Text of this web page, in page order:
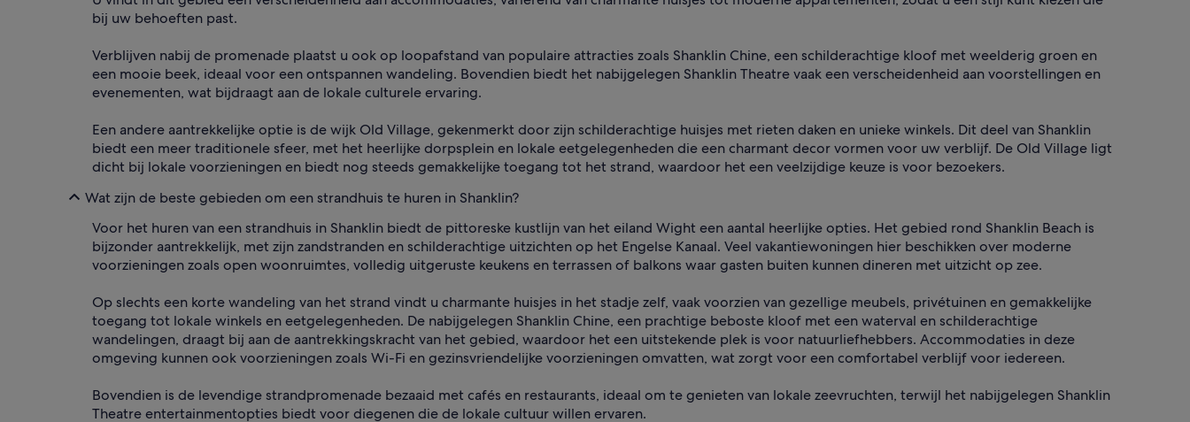
bij uw behoeften past.
Verblijven nabij de promenade plaatst u ook op loopafstand van populaire attracties zoals Shanklin Chine, een schilderachtige kloof met weelderig groen en
een mooie beek, ideaal voor een ontspannen wandeling. Bovendien biedt het nabijgelegen Shanklin Theatre vaak een verscheidenheid aan voorstellingen en
evenementen, wat bijdraagt aan de lokale culturele ervaring.
Een andere aantrekkelijke optie is de wijk Old Village, gekenmerkt door zijn schilderachtige huisjes met rieten daken en unieke winkels. Dit deel van Shanklin
biedt een meer traditionele sfeer, met het heerlijke dorpsplein en lokale eetgelegenheden die een charmant decor vormen voor uw verblijf. De Old Village ligt
dicht bij lokale voorzieningen en biedt nog steeds gemakkelijke toegang tot het strand, waardoor het een veelzijdige keuze is voor bezoekers.
Wat zijn de beste gebieden om een strandhuis te huren in Shanklin?
Voor het huren van een strandhuis in Shanklin biedt de pittoreske kustlijn van het eiland Wight een aantal heerlijke opties. Het gebied rond Shanklin Beach is
bijzonder aantrekkelijk, met zijn zandstranden en schilderachtige uitzichten op het Engelse Kanaal. Veel vakantiewoningen hier beschikken over moderne
voorzieningen zoals open woonruimtes, volledig uitgeruste keukens en terrassen of balkons waar gasten buiten kunnen dineren met uitzicht op zee.
Op slechts een korte wandeling van het strand vindt u charmante huisjes in het stadje zelf, vaak voorzien van gezellige meubels, privétuinen en gemakkelijke
toegang tot lokale winkels en eetgelegenheden. De nabijgelegen Shanklin Chine, een prachtige beboste kloof met een waterval en schilderachtige
wandelingen, draagt bij aan de aantrekkingskracht van het gebied, waardoor het een uitstekende plek is voor natuurliefhebbers. Accommodaties in deze
omgeving kunnen ook voorzieningen zoals Wi-Fi en gezinsvriendelijke voorzieningen omvatten, wat zorgt voor een comfortabel verblijf voor iedereen.
Bovendien is de levendige strandpromenade bezaaid met cafés en restaurants, ideaal om te genieten van lokale zeevruchten, terwijl het nabijgelegen Shanklin
Theatre entertainmentopties biedt voor diegenen die de lokale cultuur willen ervaren.